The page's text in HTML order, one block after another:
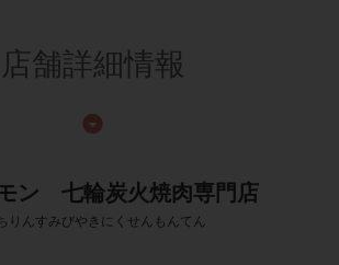
店舗詳細情報
ン 七輪炭火焼肉専門店
んすみびやきにくせんもんてん